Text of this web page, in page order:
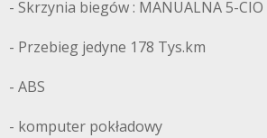
- Skrzynia biegów : MANUALNA 5-CIO
- Przebieg jedyne 178 Tys.km
- ABS
- komputer pokładowy